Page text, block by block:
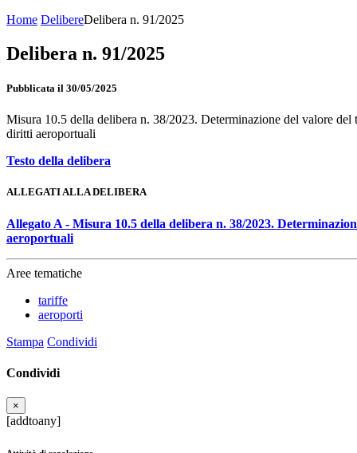
Home DelibereDelibera n. 91/2025
Delibera n. 91/2025
Pubblicata il 30/05/2025
Misura 10.5 della delibera n. 38/2023. Determinazione del valore
diritti aeroportuali
Testo della delibera
ALLEGATI ALLA DELIBERA
Allegato A - Misura 10.5 della delibera n. 38/2023.
aeroportuali
Aree tematiche
tariffe
aeroporti
Stampa Condividi
Condividi
×
[addtoany]